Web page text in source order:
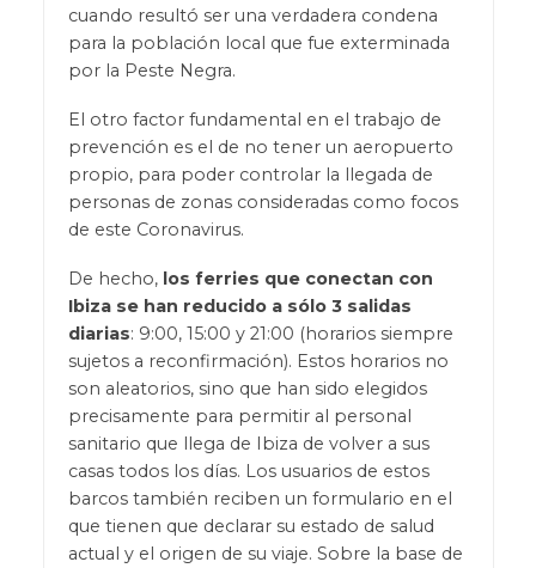
cuando resultó ser una verdadera condena
para la población local que fue exterminada
por la Peste Negra.
El otro factor fundamental en el trabajo de
prevención es el de no tener un aeropuerto
propio, para poder controlar la llegada de
personas de zonas consideradas como focos
de este Coronavirus.
De hecho, los ferries que conectan con
Ibiza se han reducido a sólo 3 salidas
diarias: 9:00, 15:00 y 21:00 (horarios siempre
sujetos a reconfirmación). Estos horarios no
son aleatorios, sino que han sido elegidos
precisamente para permitir al personal
sanitario que llega de Ibiza de volver a sus
casas todos los días. Los usuarios de estos
barcos también reciben un formulario en el
que tienen que declarar su estado de salud
actual y el origen de su viaje. Sobre la base de